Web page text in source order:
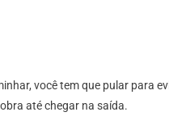
você tem que pular para
até chegar na saída.